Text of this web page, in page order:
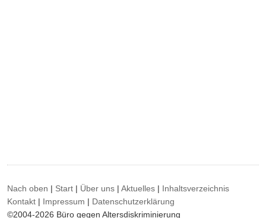
Nach oben | Start | Über uns |Aktuelles | Inhaltsverzeichnis
Kontakt | Impressum | Datenschutzerklärung
©2004-2026 Büro gegen Altersdiskriminierung